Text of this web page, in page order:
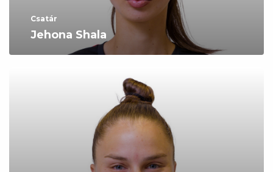
Csatár
Jehona Shala